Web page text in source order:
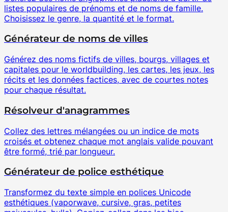
listes populaires de prénoms et de noms de famille.
Choisissez le genre, la quantité et le format.
Générateur de noms de villes
Générez des noms fictifs de villes, bourgs, villages et
capitales pour le worldbuilding, les cartes, les jeux, les
récits et les données factices, avec de courtes notes
pour chaque résultat.
Résolveur d'anagrammes
Collez des lettres mélangées ou un indice de mots
croisés et obtenez chaque mot anglais valide pouvant
être formé, trié par longueur.
Générateur de police esthétique
Transformez du texte simple en polices Unicode
esthétiques (vaporwave, cursive, gras, petites